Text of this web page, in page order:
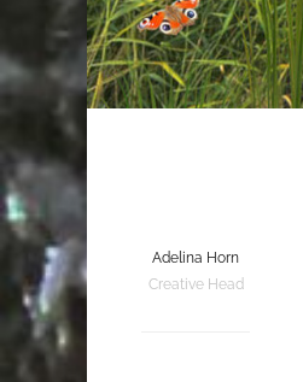
Adelina Horn
Creative Head